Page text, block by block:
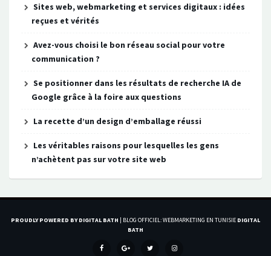
Sites web, webmarketing et services digitaux : idées
reçues et vérités
Avez-vous choisi le bon réseau social pour votre
communication ?
Se positionner dans les résultats de recherche IA de
Google grâce à la foire aux questions
La recette d’un design d’emballage réussi
Les véritables raisons pour lesquelles les gens
n’achètent pas sur votre site web
PROUDLY POWERED BY DIGITAL BATH | BLOG OFFICIEL: WEBMARKETING EN TUNISIE DIGITAL
BATH
MENU
MENU
MENU